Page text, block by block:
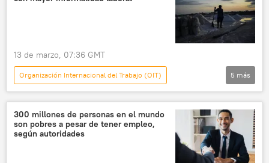
13 de marzo, 07:36 GMT
Organización Internacional del Trabajo (OIT)
América Latina
seguridad
Colombia
Organización para la Cooperación y el Desarrollo Económico (OCDE)
5 más
300 millones de personas en el mundo
son pobres a pesar de tener empleo,
según autoridades